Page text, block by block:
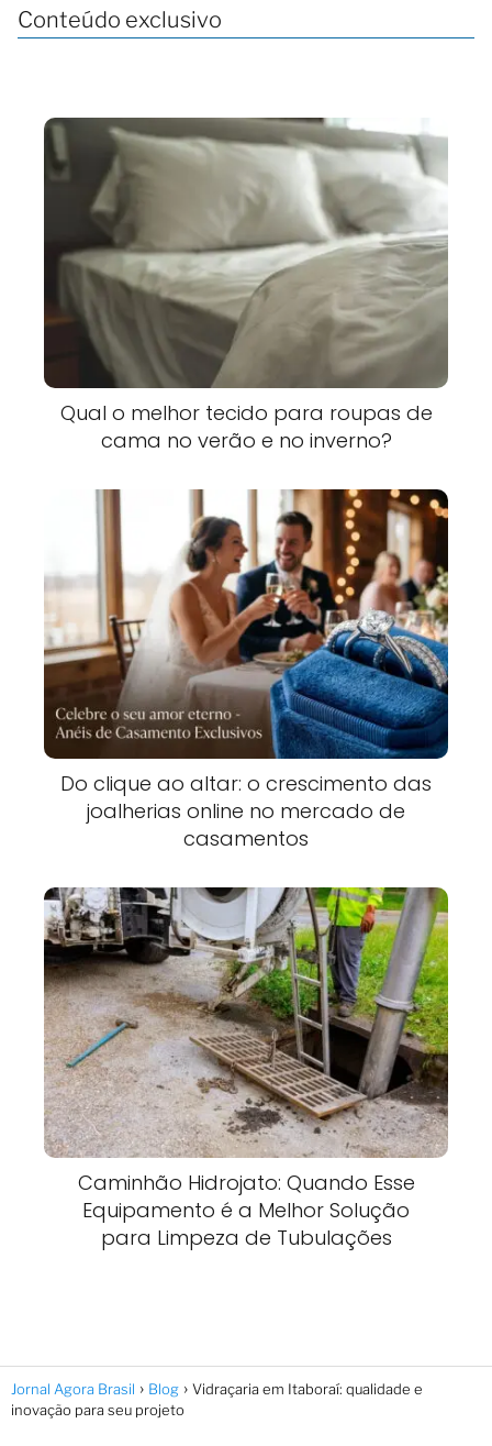
Conteúdo exclusivo
Qual o melhor tecido para roupas de
cama no verão e no inverno?
Do clique ao altar: o crescimento das
joalherias online no mercado de
casamentos
Caminhão Hidrojato: Quando Esse
Equipamento é a Melhor Solução
para Limpeza de Tubulações
Jornal Agora Brasil Blog
Vidraçaria em Itaboraí: qualidade e
inovação para seu projeto